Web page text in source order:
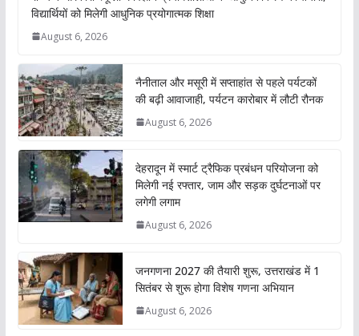
विद्यार्थियों को मिलेगी आधुनिक प्रयोगात्मक शिक्षा
August 6, 2026
नैनीताल और मसूरी में सप्ताहांत से पहले पर्यटकों
की बढ़ी आवाजाही, पर्यटन कारोबार में लौटी रौनक
August 6, 2026
देहरादून में स्मार्ट ट्रैफिक प्रबंधन परियोजना को
मिलेगी नई रफ्तार, जाम और सड़क दुर्घटनाओं पर
लगेगी लगाम
August 6, 2026
जनगणना 2027 की तैयारी शुरू, उत्तराखंड में 1
सितंबर से शुरू होगा विशेष गणना अभियान
August 6, 2026